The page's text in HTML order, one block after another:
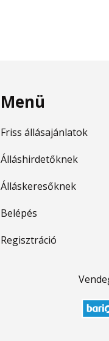
Menü
Friss állásajánlatok
Álláshirdetőknek
Álláskeresőknek
Belépés
Regisztráció